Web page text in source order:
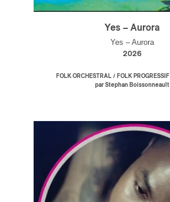
Yes – Aurora
Yes – Aurora
2026
FOLK ORCHESTRAL / FOLK PROGRESSIF
par Stephan Boissonneault